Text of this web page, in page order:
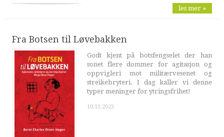
les mer »
Fra Botsen til Løvebakken
Godt kjent på botsfengselet der han
sonet flere dommer for agitasjon og
oppvigleri mot militærvesenet og
streikebryteri. I dag kaller vi denne
typer meninger for ytringsfrihet!
10.11.2023